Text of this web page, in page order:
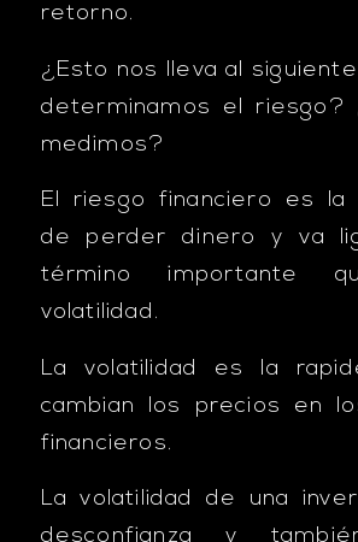
retorno.
¿Esto nos lleva al
determinamos el riesgo?
medimos?
El riesgo financiero es la
de perder dinero y va
término importante
volatilidad.
La volatilidad es la
cambian los precios en
financieros.
La volatilidad de una
desconfianza y